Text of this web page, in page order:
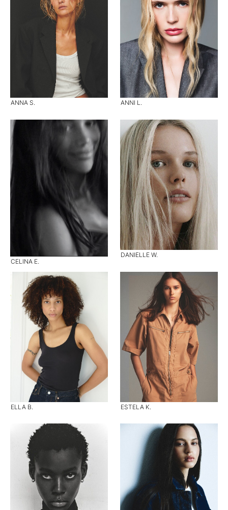
ANNA S. ANNI L.
CELINA E.
DANIELLE W.
ELLA B. ESTELA K.